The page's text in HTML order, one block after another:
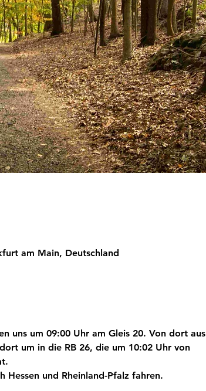
am Main, Deutschland
uns um 09:00 Uhr am Gleis 20. Von dort aus
um in die RB 26, die um 10:02 Uhr von
und Rheinland-Pfalz fahren.